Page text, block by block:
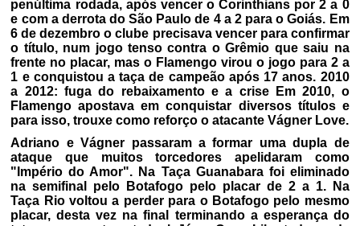
penúltima rodada, após vencer o Corinthians por 2 a 0
e com a derrota do São Paulo de 4 a 2 para o Goiás. Em
6 de dezembro o clube precisava vencer para confirmar
o título, num jogo tenso contra o Grêmio que saiu na
frente no placar, mas o Flamengo virou o jogo para 2 a
1 e conquistou a taça de campeão após 17 anos. 2010
a 2012: fuga do rebaixamento e a crise Em 2010, o
Flamengo apostava em conquistar diversos títulos e
para isso, trouxe como reforço o atacante Vágner Love.
Adriano e Vágner passaram a formar uma dupla de
ataque que muitos torcedores apelidaram como
"Império do Amor". Na Taça Guanabara foi eliminado
na semifinal pelo Botafogo pelo placar de 2 a 1. Na
Taça Rio voltou a perder para o Botafogo pelo mesmo
placar, desta vez na final terminando a esperança do